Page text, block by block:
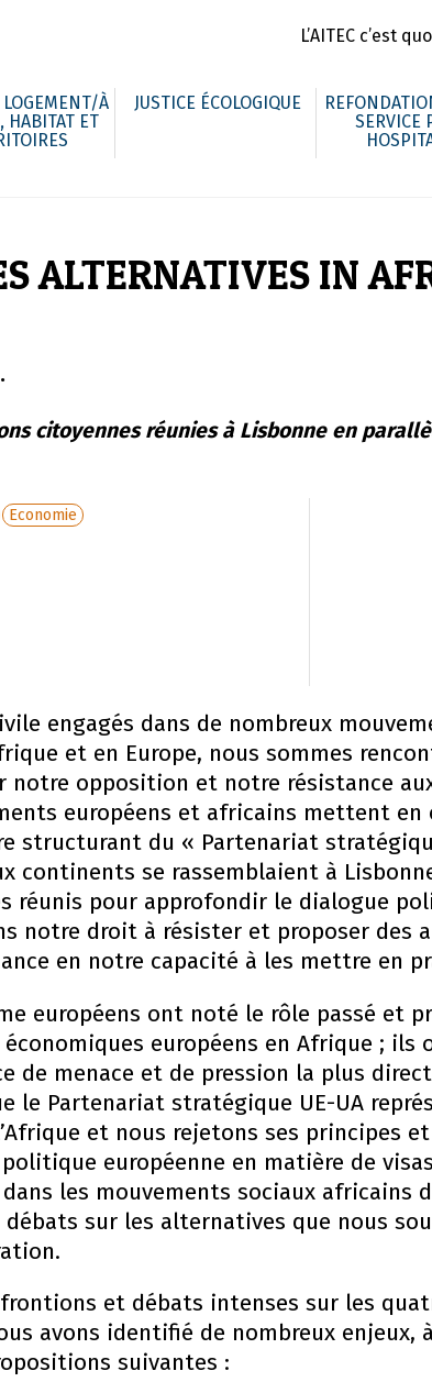
L’AITEC c’est
LOGEMENT/À
HABITAT ET
JUSTICE ÉCOLOGIQUE
SERVICE
ALTERNATIVES IN
citoyennes réunies à Lisbonne en
Economie
engagés dans de nombreux
et en Europe, nous sommes
notre opposition et notre résistance
européens et africains mettent en
structurant du « Partenariat
continents se rassemblaient à
réunis pour approfondir le dialogue
notre droit à résister et proposer des
en notre capacité à les mettre en
européens ont noté le rôle passé et
européens en Afrique ;
de menace et de pression la plus
le Partenariat stratégique UE-UA
et nous rejetons ses principes
européenne en matière de
les mouvements sociaux africains
sur les alternatives que nous
et débats intenses sur les
avons identifié de nombreux enjeux,
suivantes :